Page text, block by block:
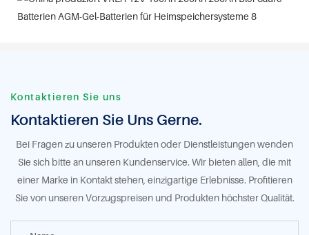
Kontaktieren Sie uns
Kontaktieren Sie Uns Gerne.
Bei Fragen zu unseren Produkten oder Dienstleistungen wenden
Sie sich bitte an unseren Kundenservice. Wir bieten allen, die mit
einer Marke in Kontakt stehen, einzigartige Erlebnisse. Profitieren
Sie von unseren Vorzugspreisen und Produkten höchster Qualität.